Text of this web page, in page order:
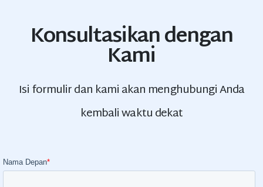
Konsultasikan dengan
Kami
Isi formulir dan kami akan menghubungi Anda
kembali waktu dekat